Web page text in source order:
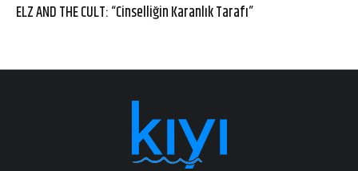
ELZ AND THE CULT: “Cinselliğin Karanlık Tarafı”